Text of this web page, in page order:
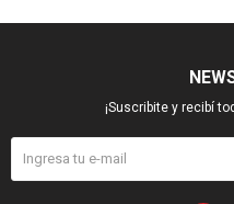
¡Suscribite y recibí